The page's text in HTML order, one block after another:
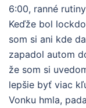
6:00, ranné
Keďže bol
som si ani kde
zapadol autom
že som si
lepšie byť viac
Vonku hmla,